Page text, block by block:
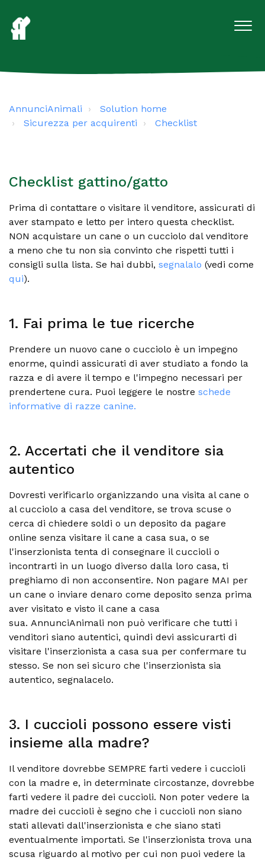
AnnunciAnimali
Solution home
Sicurezza per acquirenti
Checklist
Checklist gattino/gatto
Prima di contattare o visitare il venditore, assicurati di
aver stampato e letto per intero questa checklist.
NON acquistare un cane o un cucciolo dal venditore
a meno che tu non sia convinto che rispetti tutti i
consigli sulla lista. Se hai dubbi, segnalalo (vedi come
qui).
1. Fai prima le tue ricerche
Prendere un nuovo cane o cucciolo è un impegno
enorme, quindi assicurati di aver studiato a fondo la
razza e di avere il tempo e l'impegno necessari per
prendertene cura. Puoi leggere le nostre schede
informative di razze canine.
2. Accertati che il venditore sia
autentico
Dovresti verificarlo organizzando una visita al cane o
al cucciolo a casa del venditore, se trova scuse o
cerca di chiedere soldi o un deposito da pagare
online senza visitare il cane a casa sua, o se
l'inserzionista tenta di consegnare il cuccioli o
incontrarti in un luogo diverso dalla loro casa, ti
preghiamo di non acconsentire. Non pagare MAI per
un cane o inviare denaro come deposito senza prima
aver visitato e visto il cane a casa
sua. AnnunciAnimali non può verificare che tutti i
venditori siano autentici, quindi devi assicurarti di
visitare l'inserzionista a casa sua per confermare tu
stesso. Se non sei sicuro che l'inserzionista sia
autentico, segnalacelo.
3. I cuccioli possono essere visti
insieme alla madre?
Il venditore dovrebbe SEMPRE farti vedere i cuccioli
con la madre e, in determinate circostanze, dovrebbe
farti vedere il padre dei cuccioli. Non poter vedere la
madre dei cuccioli è segno che i cuccioli non siano
stati allevati dall'inserzionista e che siano stati
eventualmente importati. Se l'inserzionista trova una
scusa riguardo al motivo per cui non puoi vedere la